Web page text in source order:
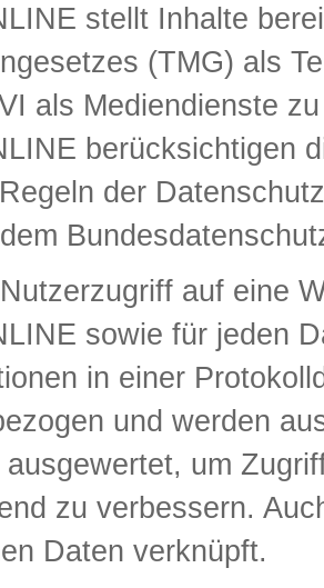
stellt Inhalte
(TMG) als
als Mediendienste
berücksichtigen
der
auf eine
sowie für jeden
in einer
und werden
um
zu verbessern.
Daten verknüpft.